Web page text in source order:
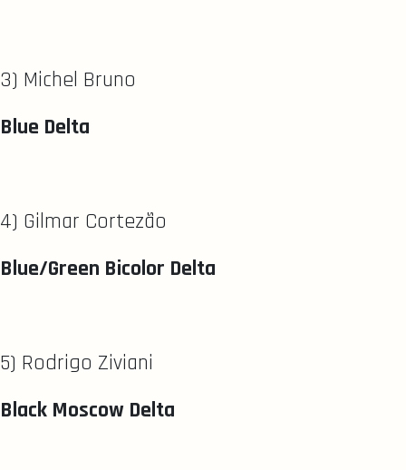
3) Michel Bruno
Blue Delta
4) Gilmar Cortezão
Blue/Green Bicolor Delta
5) Rodrigo Ziviani
Black Moscow Delta